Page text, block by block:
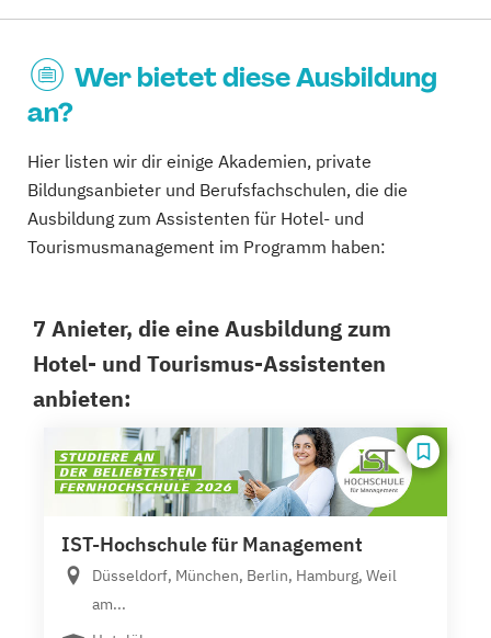
Wer bietet diese Ausbildung
an?
Hier listen wir dir einige Akademien, private
Bildungsanbieter und Berufsfachschulen, die die
Ausbildung zum Assistenten für Hotel- und
Tourismusmanagement im Programm haben:
7 Anieter, die eine Ausbildung zum
Hotel- und Tourismus-Assistenten
anbieten:
IST-Hochschule für Management
Düsseldorf, München, Berlin, Hamburg, Weil
am...